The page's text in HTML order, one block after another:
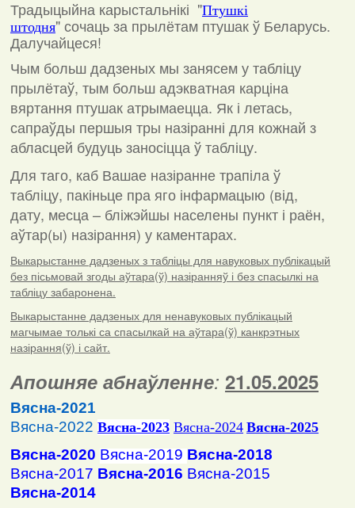
Традыцыйна карыстальнікі "Птушкі
штодня"сочаць за прылётам птушак ў Беларусь.
Далучайцеся!
Чым больш дадзеных мы занясем у табліцу
прылётаў, тым больш адэкватная карціна
вяртання птушак атрымаецца. Як і летась,
сапраўды першыя тры назіранні для кожнай з
абласцей будуць заносіцца ў табліцу.
Для таго, каб Вашае назіранне трапіла ў
табліцу, пакіньце пра яго інфармацыю (від,
дату, месца – бліжэйшы населены пункт і раён,
аўтар(ы) назірання) у каментарах.
Выкарыстанне дадзеных з табліцы для навуковых публікацый
без пісьмовай згоды аўтара(ў) назіранняў і без спасылкі на
табліцу забаронена.
Выкарыстанне дадзеных для ненавуковых публікацый
магчымае толькі са спасылкай на аўтара(ў) канкрэтных
назірання(ў) і сайт.
Апошняе абнаўленне: 21.05.2025
Вясна-2021
Вясна-2022 Вясна-2023 Вясна-2024 Вясна-2025
Вясна-2020 Вясна-2019 Вясна-2018
Вясна-2017 Вясна-2016 Вясна-2015
Вясна-2014